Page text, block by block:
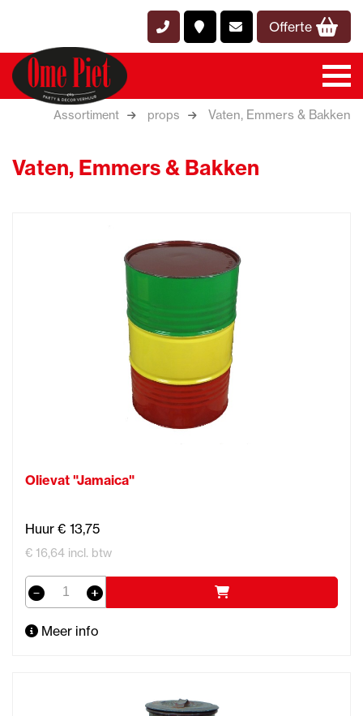
Offerte
Assortiment props Vaten, Emmers & Bakken
Vaten, Emmers & Bakken
Olievat "Jamaica"
Huur € 13,75
€ 16,64 incl. btw
Meer info